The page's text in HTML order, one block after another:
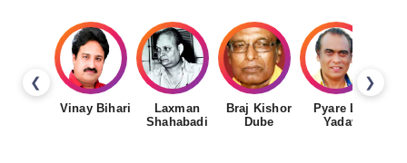
❮ ❯
Vinay Bihari
Laxman
Shahabadi
Braj Kishor
Dube
Pyare Lal
Yadav